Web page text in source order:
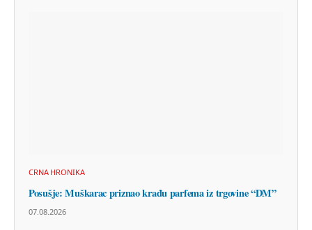
CRNA HRONIKA
Posušje: Muškarac priznao krađu parfema iz trgovine “DM”
07.08.2026